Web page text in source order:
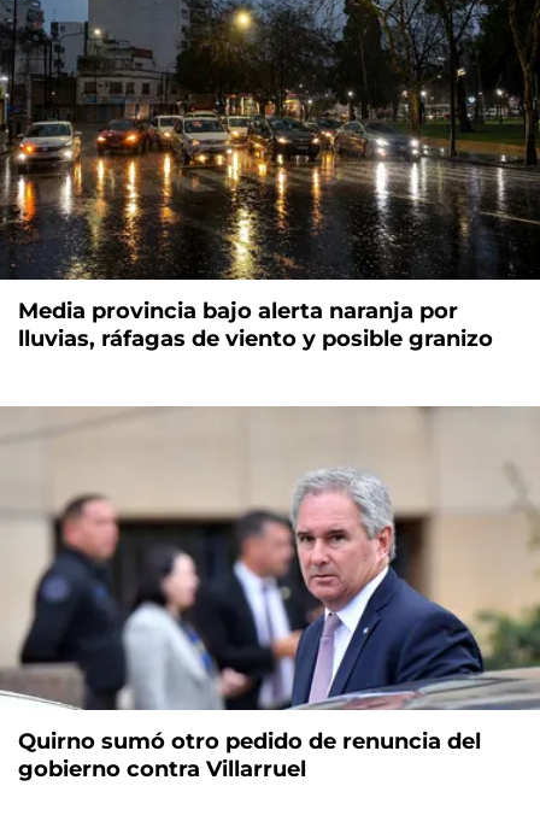
Media provincia bajo alerta naranja por
lluvias, ráfagas de viento y posible granizo
Quirno sumó otro pedido de renuncia del
gobierno contra Villarruel